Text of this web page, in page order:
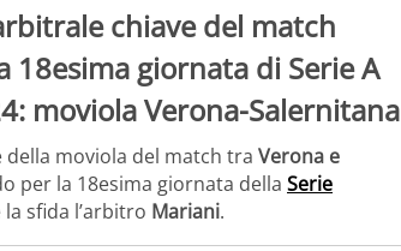
chiave del match
18esima giornata di Serie A
moviola Verona-Salernitana
della moviola del match tra Verona e
per la 18esima giornata della Serie
la sfida l’arbitro Mariani.